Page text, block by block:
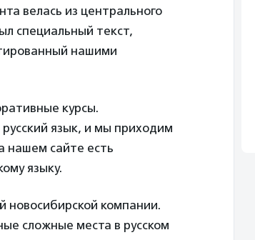
велась из центрального
специальный текст,
нашими
курсы.
язык, и мы приходим
нашем сайте есть
языку.
новосибирской компании.
сложные места в русском